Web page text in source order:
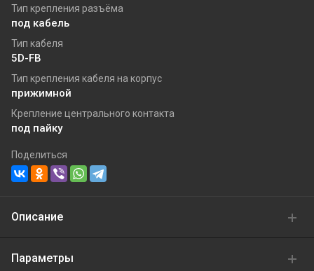
Тип крепления разъёма
под кабель
Тип кабеля
5D-FB
Тип крепления кабеля на корпус
прижимной
Крепление центрального контакта
под пайку
Поделиться
Описание
Параметры